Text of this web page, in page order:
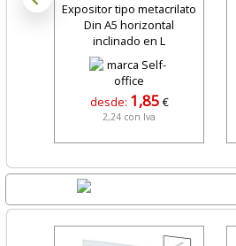
Expositor tipo metacrilato
Din A5 horizontal
inclinado en L
desde: 1,85 €
2,24 con Iva